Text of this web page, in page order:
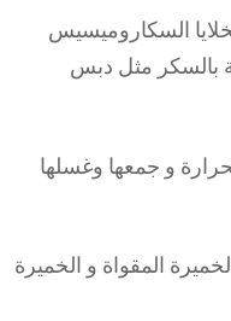
السكاروميسيس
بالسكر مثل دبس
و جمعها وغسلها
المقواة و الخميرة